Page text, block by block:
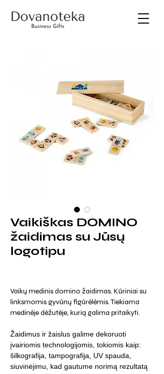
Vaikiškas DOMINO
žaidimas su Jūsų
logotipu
Vaikų medinis domino žaidimas. Kūriniai su
linksmomis gyvūnų figūrėlėmis. Tiekiama
medinėje dėžutėje, kurią galima pritaikyti.
Žaidimus ir žaislus galime dekoruoti
įvairiomis technologijomis, tokiomis kaip:
šilkografija, tampografija, UV spauda,
siuvinėjimu, kad gautume norimą rezultatą